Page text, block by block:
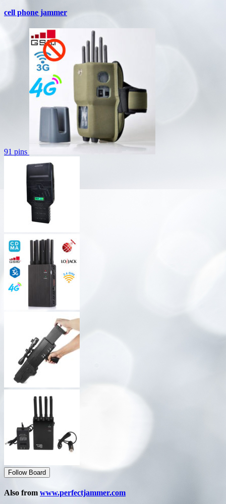
cell phone jammer
91 pins
Follow Board
Also from www.perfectjammer.com